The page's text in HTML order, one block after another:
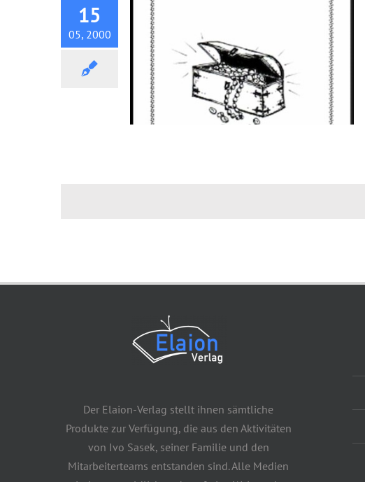
15
05, 2000
Der Elaion-Verlag stellt ihnen sämtliche
Produkte zur Verfügung, die aus den Aktivitäten
von Ivo Sasek, seiner Familie und den
Mitarbeiterteams entstanden sind. Alle Medien